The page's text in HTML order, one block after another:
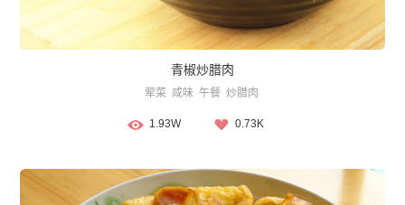
青椒炒腊肉
荤菜 咸味 午餐 炒腊肉
1.93W 0.73K